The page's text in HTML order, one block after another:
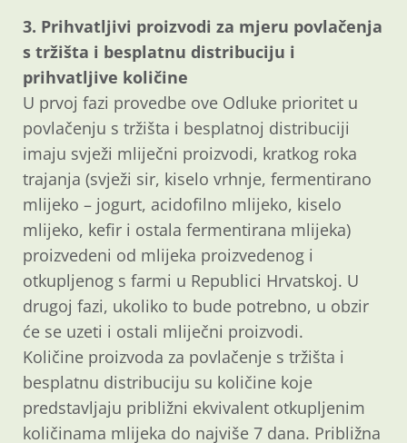
3. Prihvatljivi proizvodi za mjeru povlačenja
s tržišta i besplatnu distribuciju i
prihvatljive količine
U prvoj fazi provedbe ove Odluke prioritet u
povlačenju s tržišta i besplatnoj distribuciji
imaju svježi mliječni proizvodi, kratkog roka
trajanja (svježi sir, kiselo vrhnje, fermentirano
mlijeko – jogurt, acidofilno mlijeko, kiselo
mlijeko, kefir i ostala fermentirana mlijeka)
proizvedeni od mlijeka proizvedenog i
otkupljenog s farmi u Republici Hrvatskoj. U
drugoj fazi, ukoliko to bude potrebno, u obzir
će se uzeti i ostali mliječni proizvodi.
Količine proizvoda za povlačenje s tržišta i
besplatnu distribuciju su količine koje
predstavljaju približni ekvivalent otkupljenim
količinama mlijeka do najviše 7 dana. Približna